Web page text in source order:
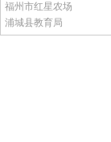
福州市红星农场
浦城县教育局